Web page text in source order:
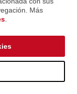
Más